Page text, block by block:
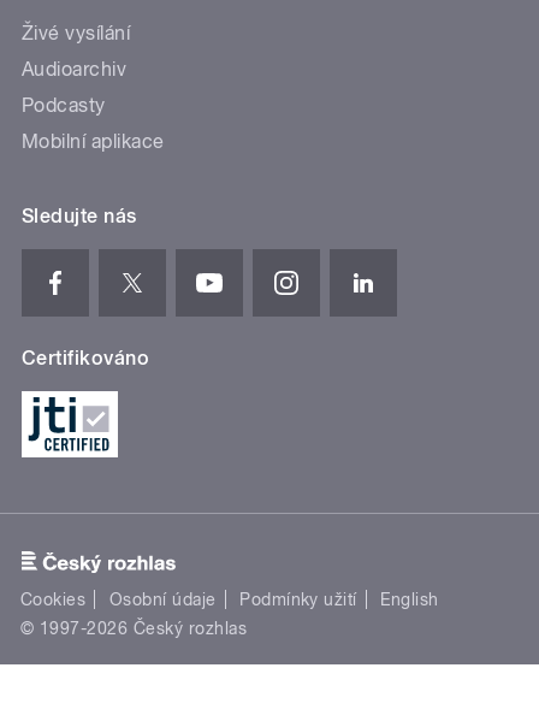
Živé vysílání
Audioarchiv
Podcasty
Mobilní aplikace
Sledujte nás
Certifikováno
Cookies Osobní údaje Podmínky užití
English
© 1997-2026 Český rozhlas